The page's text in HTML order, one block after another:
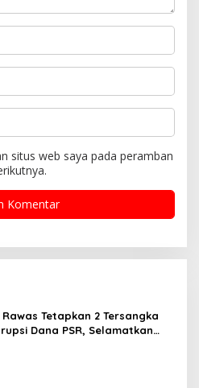
situs web saya pada peramban
Rawas Tetapkan 2 Tersangka
Dana PSR, Selamatkan